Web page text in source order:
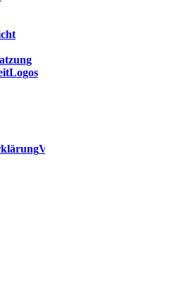
Logos
Verfahrensverzeichnis